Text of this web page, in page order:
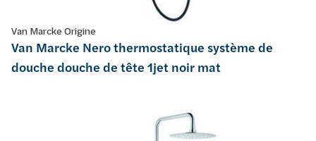
Van Marcke Origine
Van Marcke Nero thermostatique système de
douche douche de tête 1jet noir mat